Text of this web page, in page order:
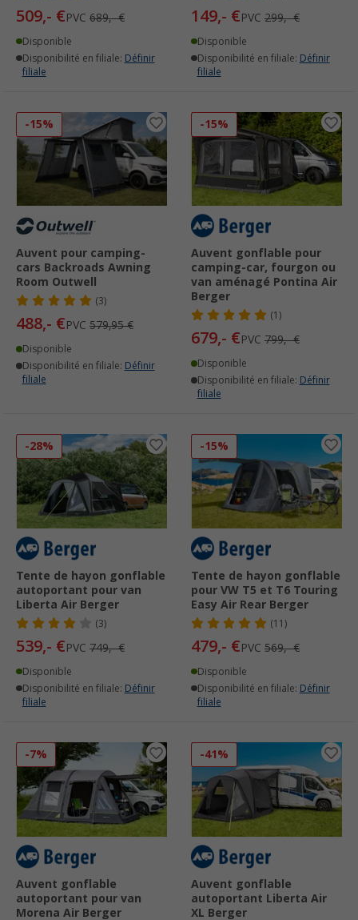
509,- €PVC 689,- €
Disponible
Disponibilité en filiale: Définir
filiale
149,- €PVC 299,- €
Disponible
Disponibilité en filiale: Définir
filiale
-15%
Auvent pour camping-
cars Backroads Awning
Room Outwell
(3)
488,- €PVC 579,95 €
Disponible
Disponibilité en filiale: Définir
filiale
-15%
Auvent gonflable pour
camping-car, fourgon ou
van aménagé Pontina Air
Berger
(1)
679,- €PVC 799,- €
Disponible
Disponibilité en filiale: Définir
filiale
-28%
Tente de hayon gonflable
autoportant pour van
Liberta Air Berger
(3)
539,- €PVC 749,- €
Disponible
Disponibilité en filiale: Définir
filiale
-15%
Tente de hayon gonflable
pour VW T5 et T6 Touring
Easy Air Rear Berger
(11)
479,- €PVC 569,- €
Disponible
Disponibilité en filiale: Définir
filiale
-7%
Auvent gonflable
autoportant pour van
Morena Air Berger
-41%
Auvent gonflable
autoportant Liberta Air
XL Berger